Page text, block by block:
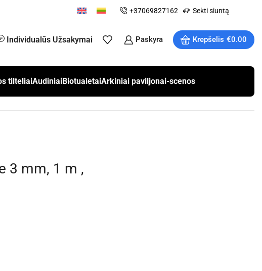
+37069827162 Sekti siuntą
Individualūs Užsakymai Paskyra Krepšelis €0.00
tilteliaiAudiniaiBiotualetaiArkiniai paviljonai-scenos
3 mm, 1 m ,